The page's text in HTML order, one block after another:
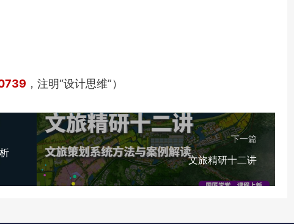
，注明“设计思维”）
下一篇
文旅精研十二讲